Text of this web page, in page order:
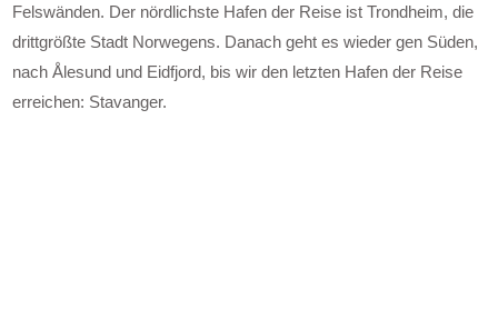
Felswänden. Der nördlichste Hafen der Reise ist Trondheim, die
drittgrößte Stadt Norwegens. Danach geht es wieder gen Süden,
nach Ålesund und Eidfjord, bis wir den letzten Hafen der Reise
erreichen: Stavanger.